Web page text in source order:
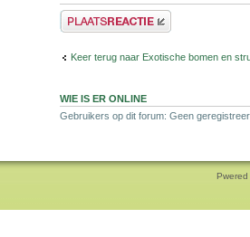
Plaats een reactie
Keer terug naar Exotische bomen en
WIE IS ER ONLINE
Gebruikers op dit forum: Geen